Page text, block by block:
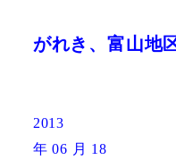
がれき、富山地
2013
年06 月 18